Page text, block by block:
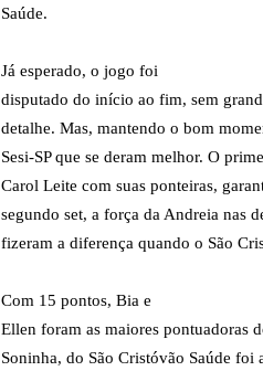
Saúde.
Já esperado, o jogo foi
disputado do início ao fim, sem
detalhe. Mas, mantendo o bom
Sesi-SP que se deram melhor. O
Carol Leite com suas ponteiras,
segundo set, a força da Andreia nas
fizeram a diferença quando o São
Com 15 pontos, Bia e
Ellen foram as maiores pontuadoras
Soninha, do São Cristóvão Saúde